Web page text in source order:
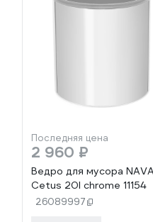
Последняя цена
2 960 ₽
Ведро для мусора
Cetus 20l chrome 11154
26089997